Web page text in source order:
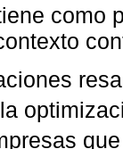
como